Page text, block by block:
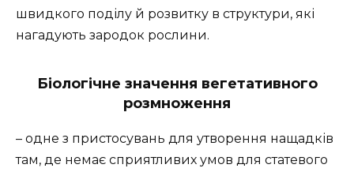
швидкого поділу й розвитку в структури, які
нагадують зародок рослини.
Біологічне значення вегетативного
розмноження
– одне з пристосувань для утворення нащадків
там, де немає сприятливих умов для статевого